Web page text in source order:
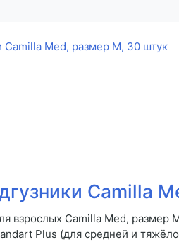
Camilla
взрослых Camilla Med, размер
Plus (для средней и